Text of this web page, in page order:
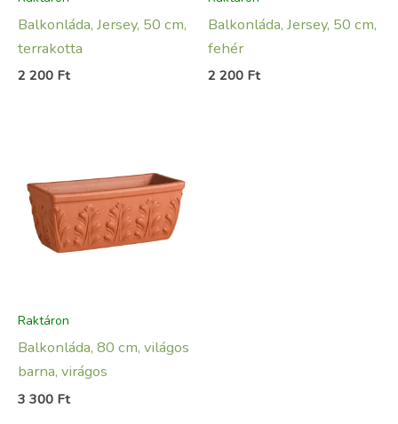
Balkonláda, Jersey, 50 cm,
terrakotta
2 200 Ft
Balkonláda, Jersey, 50 cm,
fehér
2 200 Ft
Raktáron
Balkonláda, 80 cm, világos
barna, virágos
3 300 Ft